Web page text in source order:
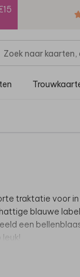
traktatie voor in
blauwe
een